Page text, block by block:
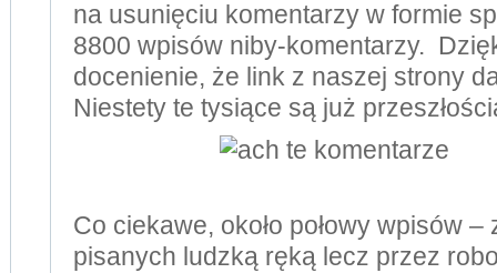
na usunięciu komentarzy w formie
8800 wpisów niby-komentarzy.
docenienie, że link z naszej strony
Niestety te tysiące są już
Co ciekawe, około połowy wpisów –
pisanych ludzką ręką lecz przez